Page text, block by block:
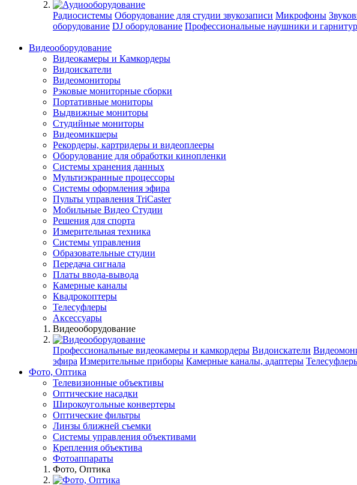
Радиосистемы Оборудование для студии звукозаписи Микрофоны
оборудование DJ оборудование Профессиональные наушники и
Видеооборудование
Видеокамеры и Камкордеры
Видоискатели
Видеомониторы
Рэковые мониторные сборки
Портативные мониторы
Выдвижные мониторы
Студийные мониторы
Видеомикшеры
Рекордеры, картридеры и видеоплееры
Оборудование для обработки кинопленки
Системы хранения данных
Мультиэкранные процессоры
Системы оформления эфира
Пульты управления TriCaster
Мобильные Видео Студии
Решения для спорта
Измерительная техника
Системы управления
Образовательные студии
Передача сигнала
Платы ввода-вывода
Камерные каналы
Квадрокоптеры
Телесуфлеры
Аксессуары
Видеооборудование
Профессиональные видеокамеры и камкордеры Видоискатели
эфира Измерительные приборы Камерные каналы, адаптеры
Фото, Оптика
Телевизионные объективы
Оптические насадки
Широкоугольные конвертеры
Оптические фильтры
Линзы ближней съемки
Системы управления объективами
Крепления объектива
Фотоаппараты
Фото, Оптика